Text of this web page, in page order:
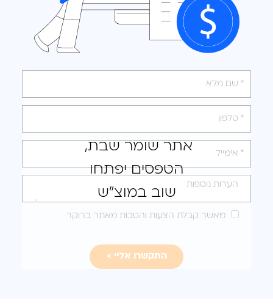
אתר שומר שבת,
הטפסים יפתחו
שוב במוצ"ש
אנא
מלאו
את
טופס
לקבלת
הצעה
מותאמת
מאשר קבלת הצעות והטבות מאתר ברוקר